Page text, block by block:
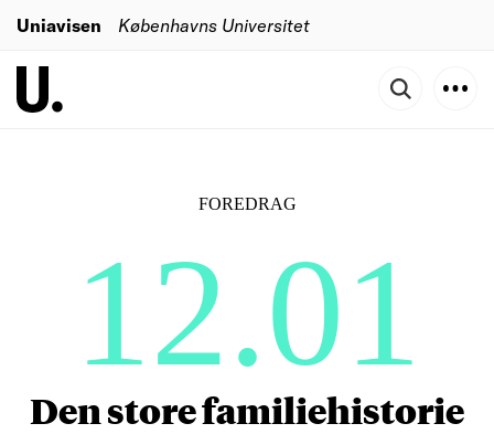
Uniavisen Københavns Universitet
FOREDRAG
12.01
Den store familiehistorie